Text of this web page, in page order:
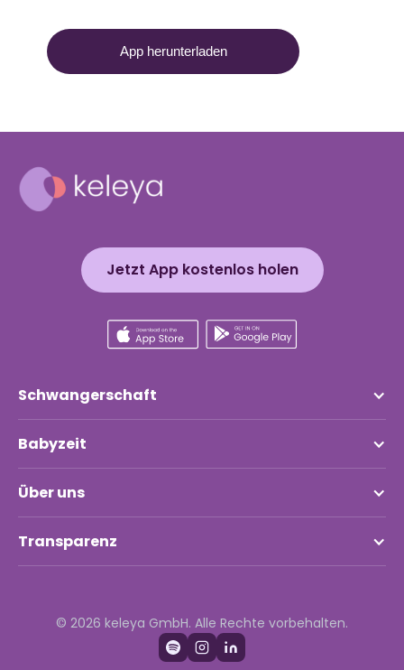
App herunterladen
Jetzt App kostenlos holen
Schwangerschaft
Babyzeit
Über uns
Transparenz
© 2026 keleya GmbH. Alle Rechte vorbehalten.